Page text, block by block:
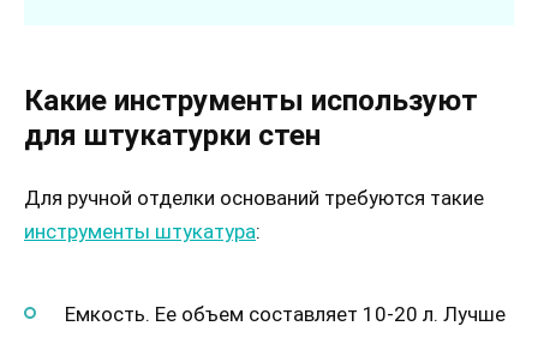
Какие инструменты используют
для штукатурки стен
Для ручной отделки оснований требуются такие
инструменты штукатура:
Емкость. Ее объем составляет 10-20 л. Лучше